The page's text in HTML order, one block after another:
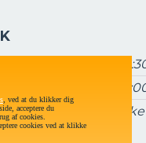
7:15 –
7:15 –
, ved at du klikker dig
acceptere du
af cookies.
cookies ved at klikke